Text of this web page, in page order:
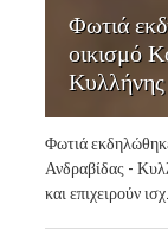
Φωτιά
οικισμό
Φωτιά
Ανδραβίδας -
και επιχειρούν